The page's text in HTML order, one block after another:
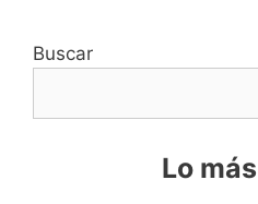
Buscar
Lo